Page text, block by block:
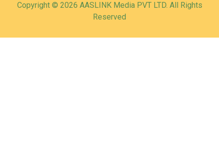
Copyright © 2026 AASLINK Media PVT LTD. All Rights
Reserved